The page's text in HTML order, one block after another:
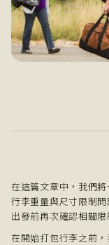
在這篇文章中，我們
行李重量與尺寸限制
出發前再次確認相關
在開始打包行李之前